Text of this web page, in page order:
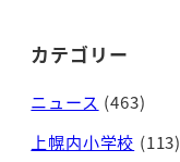
カテゴリー
ニュース (463)
上幌内小学校 (113)